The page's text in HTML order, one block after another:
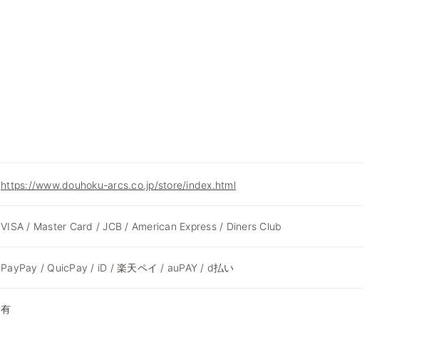
https://www.douhoku-arcs.co.jp/store/index.html
VISA / Master Card / JCB / American Express / Diners Club
PayPay / QuicPay / iD / 楽天ペイ / auPAY / d払い
有